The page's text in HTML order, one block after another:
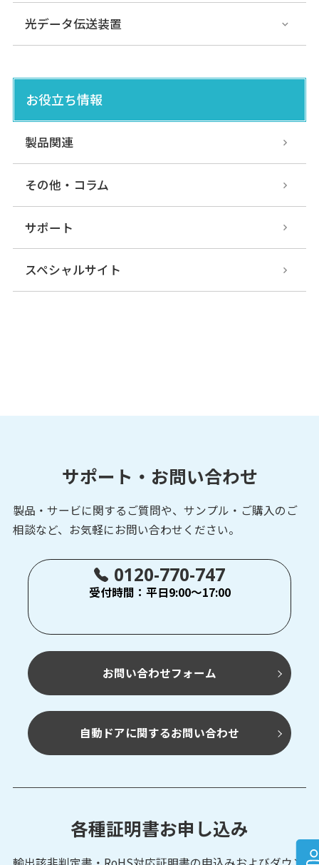
光データ伝送装置
お役立ち情報
製品関連
その他・コラム
サポート
スペシャルサイト
サポート・お問い合わせ
製品・サービに関するご質問や、サンプル・ご購入の ご
相談など、お気軽にお問い合わせください。
0120-770-747
受付時間：平日9:00～17:00
お問い合わせフォーム
自動ドアに関するお問い合わせ
各種証明書お申し込み